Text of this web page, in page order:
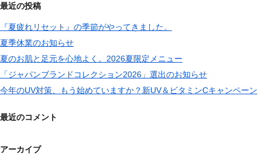
最近の投稿
『夏疲れリセット』の季節がやってきました。
夏季休業のお知らせ
夏のお肌と足元を心地よく。2026夏限定メニュー
「ジャパンブランドコレクション2026」選出のお知らせ
今年のUV対策、もう始めていますか？新UV＆ビタミンCキャンペーン
最近のコメント
アーカイブ